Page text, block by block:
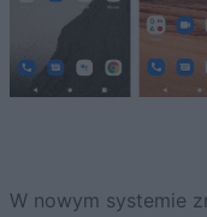
W nowym systemie